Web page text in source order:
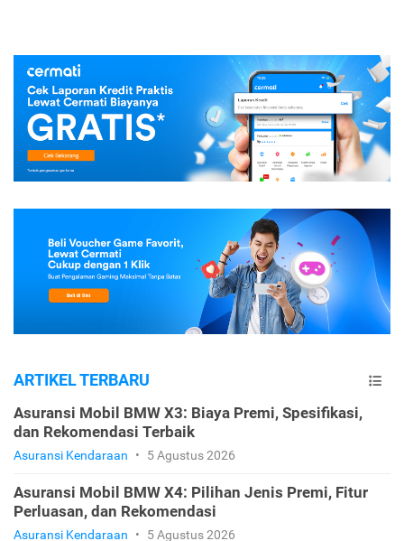
ARTIKEL TERBARU
Asuransi Mobil BMW X3: Biaya Premi, Spesifikasi,
dan Rekomendasi Terbaik
Asuransi Kendaraan • 5 Agustus 2026
Asuransi Mobil BMW X4: Pilihan Jenis Premi, Fitur
Perluasan, dan Rekomendasi
Asuransi Kendaraan • 5 Agustus 2026